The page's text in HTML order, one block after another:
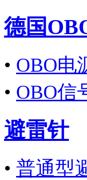
德国
• OBO电
• OBO信
避雷针
• 普通型